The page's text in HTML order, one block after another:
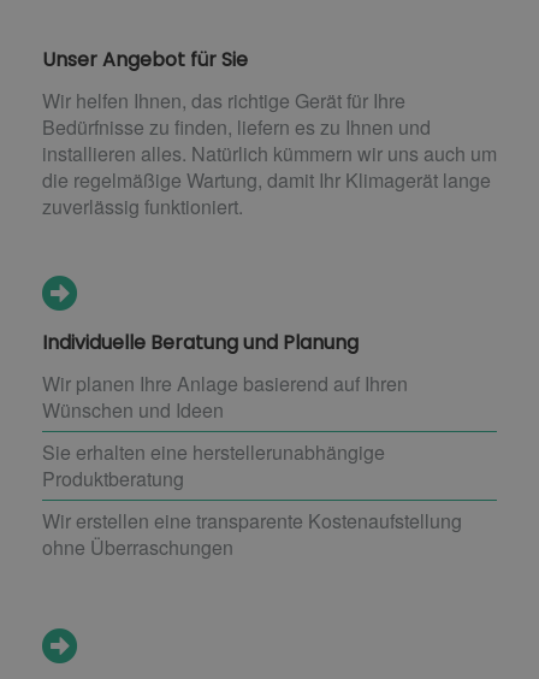
Unser Angebot für Sie
Wir helfen Ihnen, das richtige Gerät für Ihre
Bedürfnisse zu finden, liefern es zu Ihnen und
installieren alles. Natürlich kümmern wir uns auch um
die regelmäßige Wartung, damit Ihr Klimagerät lange
zuverlässig funktioniert.
Individuelle Beratung und Planung
Wir planen Ihre Anlage basierend auf Ihren
Wünschen und Ideen
Sie erhalten eine herstellerunabhängige
Produktberatung
Wir erstellen eine transparente Kostenaufstellung
ohne Überraschungen